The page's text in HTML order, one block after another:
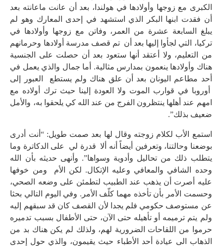
الكبرى مع زوجها وأولادها في هولندا، بعد أن عانت ماعانته بعد
أن فقدت ابنها البكر الذي استشهد في إحدى المعارك وهو لم
يبلغ السابعة عشرة من العمر، وفاتن مع زوجها وأولادها في
تركيا، التي لجأوا إليها بعد أن تم قصف مدرسة أولادها وحرمانهم
من التعليم، ولا أعتقد أنها ستعود بعد أن حصلت على الجنسية
هناك وأولادها ينعمون بمدارس مثالية. أما جمال والذي يعمل في
أحد مطاعم اليونان بعد أن علق هناك ولم يستطع العبور إلى
أوروبا في قوارب الموت ولا العودة إلينا حيث ترك أولاده مع
امهم عند أهلها ينتظرون الفرج من عند الله كي يلحقوا به، والأمل
ضعيف بذلك”.
استمع الأب لكلام زوجته وقال لها بعد صمت طويل: “أنت أدرى
بوضعنا وحالتنا، وتعرفين أيضاً أنه ألا قدرة لي على الدكاترة وما
يتطلب ذلك من تحاليل وأدوية وسواها”. وأنهى حديثه بأن الله
وحده الشافي والمعافي وعليه الإتكال. لكن الأم ومن خوفها
عليه أصرت أن يذهب عند الطبيب لتطمئن على وضعه الصحي،
وحسمت الأمر بأن تأخذه مهما كلّف الأمر. وفي اليوم التالي بحثا
عن مستوصف حكومي فلم يجدا لأن القصف كان قد سبقهم إليه
ولم يتم ترميمه أو تأهيله حتى الآن، حتى الأطفال بسبب تدميره
حرموا من اللقاحات الضرورية لهم، ولذلك لم يكن هناك بد من
الذهاب الى عيادة أحد الأطباء حيث يقيمون، والذي حول إحدى